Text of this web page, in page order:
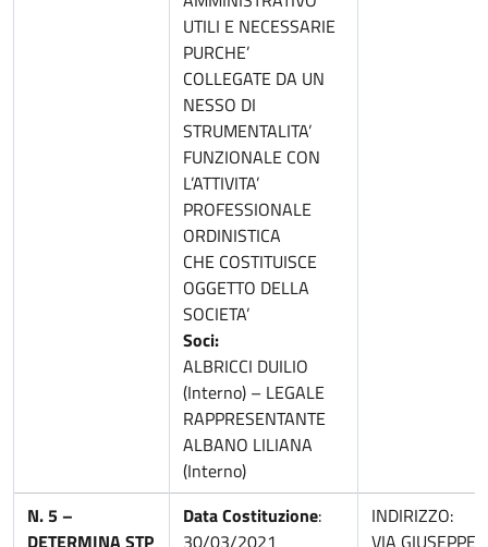
UTILI E NECESSARIE
PURCHE’
COLLEGATE DA UN
NESSO DI
STRUMENTALITA’
FUNZIONALE CON
L’ATTIVITA’
PROFESSIONALE
ORDINISTICA
CHE COSTITUISCE
OGGETTO DELLA
SOCIETA’
Soci:
ALBRICCI DUILIO
(Interno) – LEGALE
RAPPRESENTANTE
ALBANO LILIANA
(Interno)
N. 5 –
DETERMINA STP
Data Costituzione:
30/03/2021
INDIRIZZO:
VIA GIUSEPPE